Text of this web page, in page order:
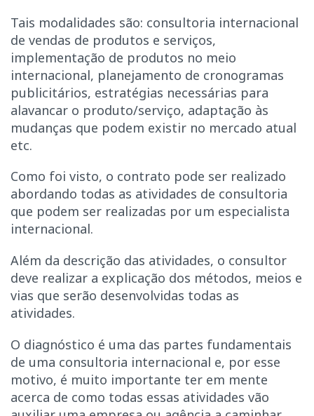
Tais modalidades são: consultoria internacional
de vendas de produtos e serviços,
implementação de produtos no meio
internacional, planejamento de cronogramas
publicitários, estratégias necessárias para
alavancar o produto/serviço, adaptação às
mudanças que podem existir no mercado atual
etc.
Como foi visto, o contrato pode ser realizado
abordando todas as atividades de consultoria
que podem ser realizadas por um especialista
internacional.
Além da descrição das atividades, o consultor
deve realizar a explicação dos métodos, meios e
vias que serão desenvolvidas todas as
atividades.
O diagnóstico é uma das partes fundamentais
de uma consultoria internacional e, por esse
motivo, é muito importante ter em mente
acerca de como todas essas atividades vão